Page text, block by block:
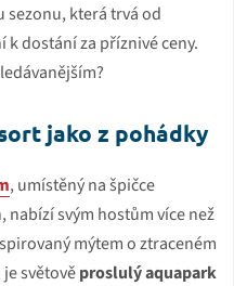
která trvá od
dostání za příznivé ceny.
jako z pohádky
, umístěný na špičce
svým hostům více než
mýtem o ztraceném
světověproslulý aquapark